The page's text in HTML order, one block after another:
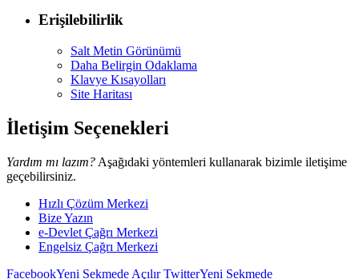
Erişilebilirlik
Salt Metin Görünümü
Daha Belirgin Odaklama
Klavye Kısayolları
Site Haritası
İletişim Seçenekleri
Yardım mı lazım? Aşağıdaki yöntemleri kullanarak bizimle iletişime
geçebilirsiniz.
Hızlı Çözüm Merkezi
Bize Yazın
e-Devlet Çağrı Merkezi
Engelsiz Çağrı Merkezi
FacebookYeni Sekmede AçılırTwitterYeni Sekmede